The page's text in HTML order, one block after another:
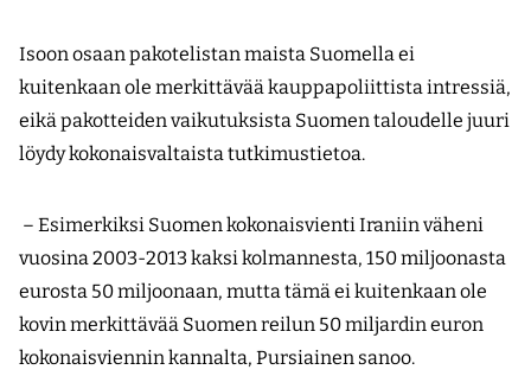
Isoon osaan pakotelistan maista Suomella ei
kuitenkaan ole merkittävää kauppapoliittista intressiä,
eikä pakotteiden vaikutuksista Suomen taloudelle juuri
löydy kokonaisvaltaista tutkimustietoa.
– Esimerkiksi Suomen kokonaisvienti Iraniin väheni
vuosina 2003-2013 kaksi kolmannesta, 150 miljoonasta
eurosta 50 miljoonaan, mutta tämä ei kuitenkaan ole
kovin merkittävää Suomen reilun 50 miljardin euron
kokonais­viennin kannalta, Pursiainen sanoo.